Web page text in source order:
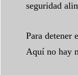
seguridad
Para detener
Aquí no hay